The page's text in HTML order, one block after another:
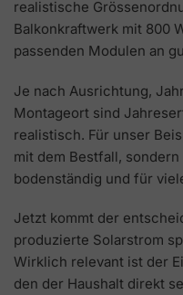
realistische
Balkonkraftwerk mit 800
passenden Modulen an
Je nach Ausrichtung,
Montageort sind
realistisch. Für unser
mit dem Bestfall,
bodenständig und für
Jetzt kommt der
produzierte Solarstrom
Wirklich relevant ist der
den der Haushalt direkt